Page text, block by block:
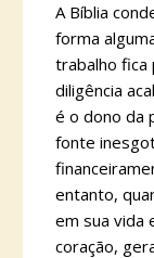
A Bíblia
forma
trabalho fica
diligência
é o dono da
fonte
entanto,
em sua vida
coração,